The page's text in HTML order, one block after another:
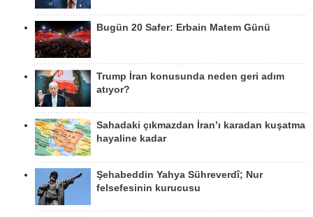
Bugün 20 Safer: Erbain Matem Günü
Trump İran konusunda neden geri adım
atıyor?
Sahadaki çıkmazdan İran’ı karadan kuşatma
hayaline kadar
Şehabeddin Yahya Sühreverdî; Nur
felsefesinin kurucusu